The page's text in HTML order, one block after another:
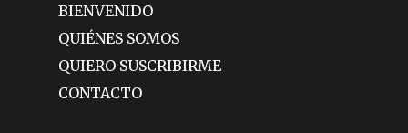
BIENVENIDO
QUIÉNES SOMOS
QUIERO SUSCRIBIRME
CONTACTO